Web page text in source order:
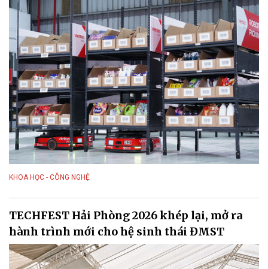
KHOA HỌC - CÔNG NGHỆ
TECHFEST Hải Phòng 2026 khép lại, mở ra
hành trình mới cho hệ sinh thái ĐMST